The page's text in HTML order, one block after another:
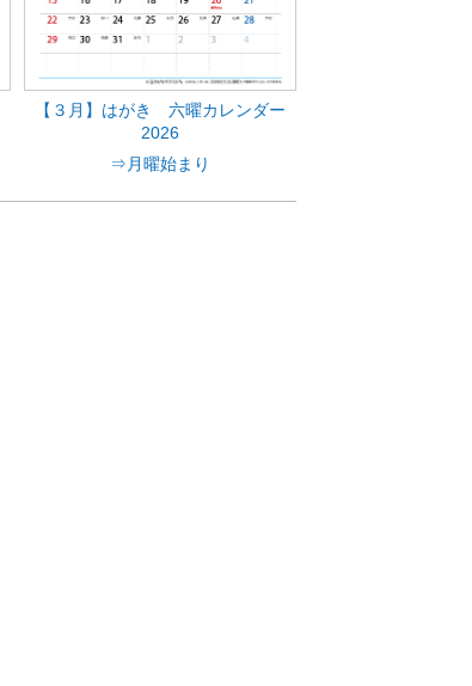
【３月】はがき 六曜カレンダー
2026
⇒月曜始まり